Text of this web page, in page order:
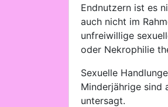
Endnutzern ist es
auch nicht im
unfreiwillige
oder Nekrophilie
Sexuelle
Minderjährige sind
untersagt.